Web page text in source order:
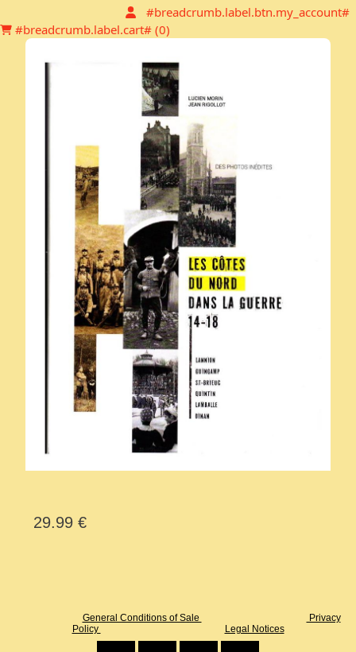
#breadcrumb.label.btn.my_account#
#breadcrumb.label.cart# (0)
29.99 €
General Conditions of Sale
Privacy
Policy
Legal Notices